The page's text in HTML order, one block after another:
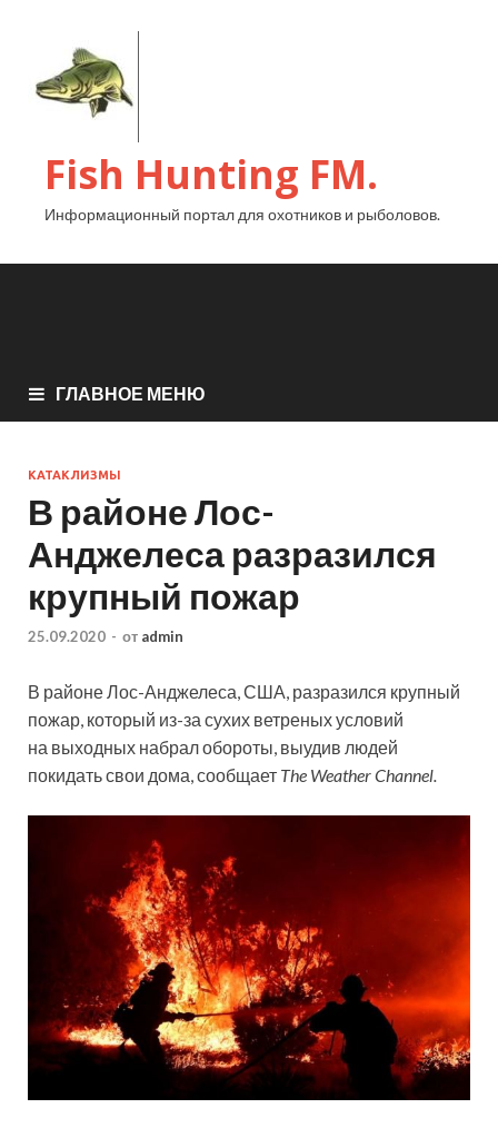
Fish Hunting FM.
Информационный портал для охотников и рыболовов.
ГЛАВНОЕ МЕНЮ
КАТАКЛИЗМЫ
В районе Лос-
Анджелеса разразился
крупный пожар
25.09.2020 - от admin
В районе Лос-Анджелеса, США, разразился крупный
пожар, который из-за сухих ветреных условий
на выходных набрал обороты, выудив людей
покидать свои дома, сообщает The Weather Channel.